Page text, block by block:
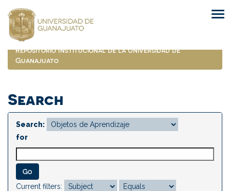
navigation
Repositorio Institucional de la Universidad de
Guanajuato
Search
Search:
for
Current filters: